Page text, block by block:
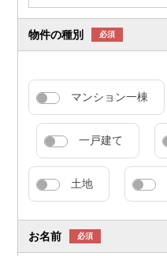
物件の種別 必須
マンション一棟
一戸建て
土地
お名前 必須